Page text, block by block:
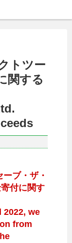
トツー
関する
ブ・ザ・
付に関す
2022, we
from